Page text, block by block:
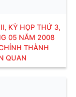
KỲ HỌP THỨ 3,
05 NĂM 2008
THÀNH
QUAN